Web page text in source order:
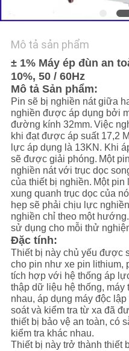
GIÁ
SƠ
ĐỒ
TRANG
WEB
CHÍNH
SÁCH
BẢO
MẬT
Mô tả sản phẩm
± 1% Máy ép đùn an
10%, 50 / 60Hz
Mô tả Sản phẩm:
Pin sẽ bị nghiền nát giữa
nghiền được áp dụng bởi
đường kính 32mm. Việc
khi đạt được áp suất 17,2
lực áp dụng là 13KN. Khi
sẽ được giải phóng. Một
nghiền nát với trục dọc
của thiết bị nghiền. Một pin
xung quanh trục dọc của
hẹp sẽ phải chịu lực
nghiền chỉ theo một hướng.
sử dụng cho mỗi thử
Đặc tính:
Thiết bị này chủ yếu được
cho pin như xe pin lithium,
tích hợp với hệ thống áp
thập dữ liệu hệ thống,
nhau, áp dụng máy độc
soát và kiểm tra từ xa đã
thiết bị bảo vệ an toàn, có
kiểm tra khác nhau.
Thiết bị này trở thành thiết